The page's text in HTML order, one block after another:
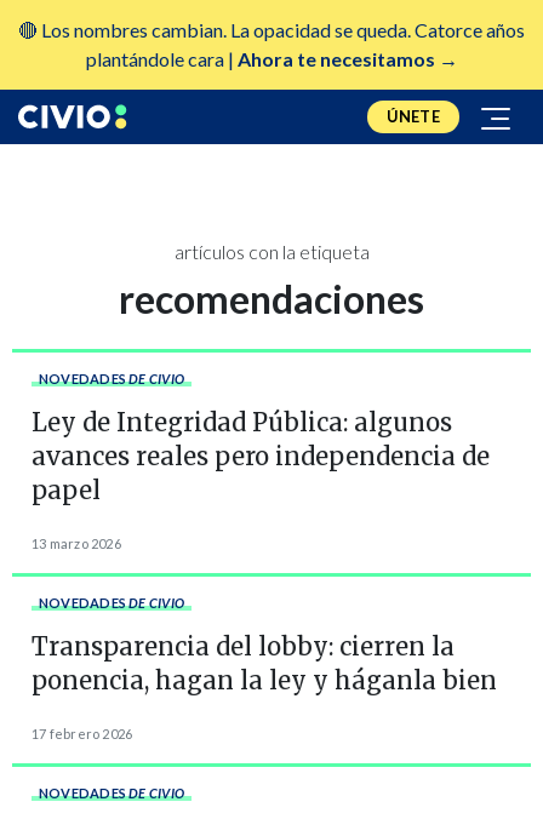
🔴 Los nombres cambian. La opacidad se queda. Catorce años
plantándole cara | Ahora te necesitamos →
ÚNETE
artículos con la etiqueta
recomendaciones
NOVEDADES DE CIVIO
Ley de Integridad Pública: algunos
avances reales pero independencia de
papel
13 marzo 2026
NOVEDADES DE CIVIO
Transparencia del lobby: cierren la
ponencia, hagan la ley y háganla bien
17 febrero 2026
NOVEDADES DE CIVIO